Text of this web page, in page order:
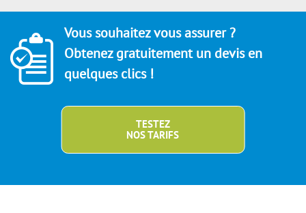
Vous souhaitez vous assurer ?
Obtenez gratuitement un devis en
quelques clics !
TESTEZ
NOS TARIFS